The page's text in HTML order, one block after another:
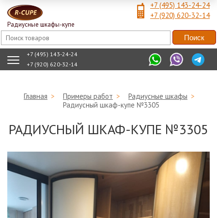
Радиусные шкафы-купе
+7 (495) 143-24-24
+7 (920) 620-32-14
+7 (495) 143-24-24
+7 (920) 620-32-14
Главная > Примеры работ > Радиусные шкафы >
Радиусный шкаф-купе №3305
РАДИУСНЫЙ ШКАФ-КУПЕ №3305